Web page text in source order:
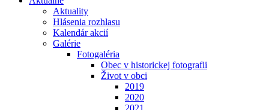
Aktuality
Hlásenia rozhlasu
Kalendár akcií
Galérie
Fotogaléria
Obec v historickej fotografii
Život v obci
2019
2020
2021